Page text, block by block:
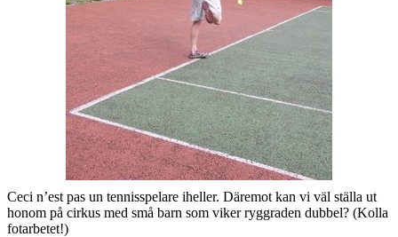
Ceci n’est pas un tennisspelare iheller. Däremot kan vi väl ställa ut
honom på cirkus med små barn som viker ryggraden dubbel? (Kolla
fotarbetet!)